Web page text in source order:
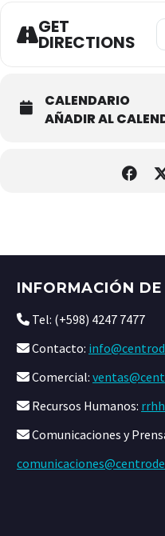
GET
DIRECTIONS
CALENDARIO
AÑADIR AL
INFORMACIÓN
Tel: (+598) 4247 7477
Contacto:
Comercial:
Recursos Humanos:
Comunicaciones y